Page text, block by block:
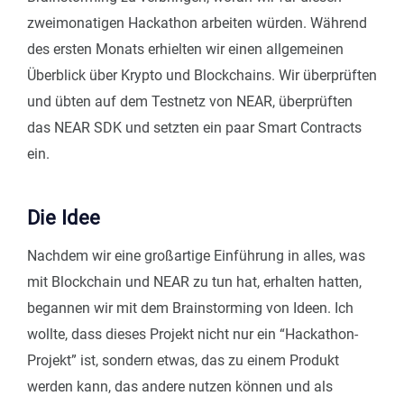
zweimonatigen Hackathon arbeiten würden. Während
des ersten Monats erhielten wir einen allgemeinen
Überblick über Krypto und Blockchains. Wir überprüften
und übten auf dem Testnetz von NEAR, überprüften
das NEAR SDK und setzten ein paar Smart Contracts
ein.
Die Idee
Nachdem wir eine großartige Einführung in alles, was
mit Blockchain und NEAR zu tun hat, erhalten hatten,
begannen wir mit dem Brainstorming von Ideen. Ich
wollte, dass dieses Projekt nicht nur ein “Hackathon-
Projekt” ist, sondern etwas, das zu einem Produkt
werden kann, das andere nutzen können und als